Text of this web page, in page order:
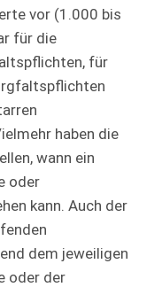
vor (1.000 bis
für die
für
haben die
wann ein
oder
kann. Auch der
dem jeweiligen
oder der